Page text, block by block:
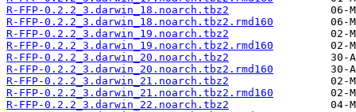
R-FFP-0.2.2_3.darwin_18.noarch.tbz2
R-FFP-0.2.2_3.darwin_18.noarch.tbz2.rmd160
R-FFP-0.2.2_3.darwin_19.noarch.tbz2
R-FFP-0.2.2_3.darwin_19.noarch.tbz2.rmd160
R-FFP-0.2.2_3.darwin_20.noarch.tbz2
R-FFP-0.2.2_3.darwin_20.noarch.tbz2.rmd160
R-FFP-0.2.2_3.darwin_21.noarch.tbz2
R-FFP-0.2.2_3.darwin_21.noarch.tbz2.rmd160
R-FFP-0.2.2_3.darwin_22.noarch.tbz2